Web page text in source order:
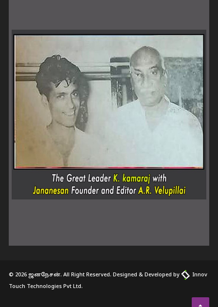
© 2026 ஜனநேசன். All Right Reserved. Designed & Developed by
Innov
Touch Technologies Pvt Ltd.